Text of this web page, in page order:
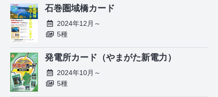
石巻圏域橋カード
2024年12月～
5種
発電所カード（やまがた新電力）
2024年10月～
5種